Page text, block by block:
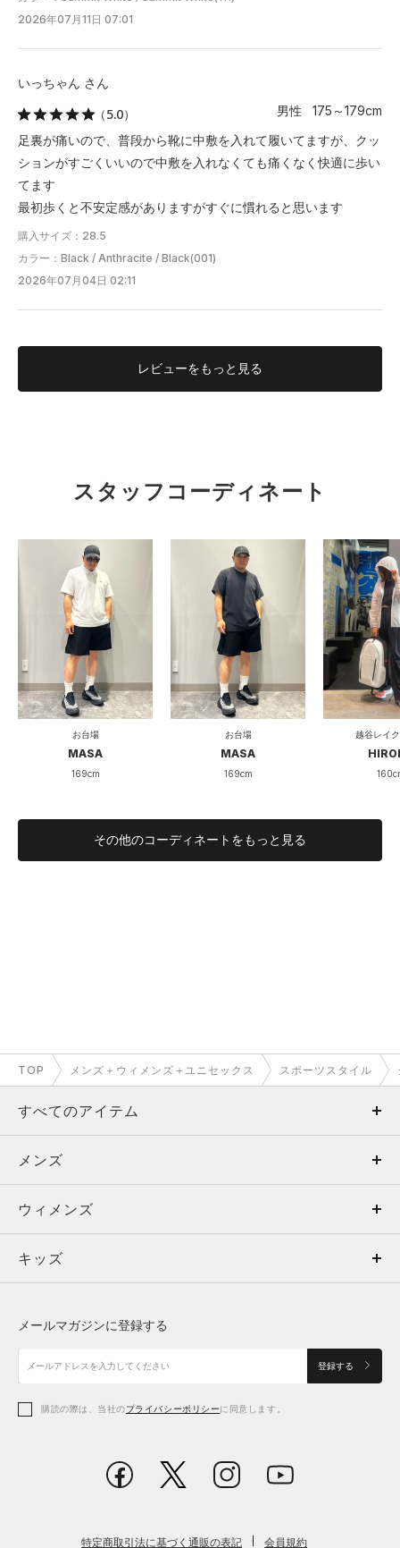
2026年07月11日 07:01
いっちゃん さん
（5.0）
男性 175～179cm
足裏が痛いので、普段から靴に中敷を入れて履いてますが、クッ
ションがすごくいいので中敷を入れなくても痛くなく快適に歩い
てます
最初歩くと不安定感がありますがすぐに慣れると思います
購入サイズ：28.5
カラー：Black / Anthracite / Black(001)
2026年07月04日 02:11
レビューをもっと見る
183cm
フィット性 ルーズ
軽量性 軽い
クッション性 高い
耐久性 低い 高い
安定性 高い
オンもオフも快適に。シーンを選ばない
ないのが印象的です。
日々のちょっとした出歩きから、アクティブシーンにもフィッ
トする、とても汎用性の高い一足だと感じています。
有明HQ
フィット性 タイト ルーズ
スタッフコーディネート
お台場
MASA
169cm
お台場
MASA
169cm
越谷レイ
その他のコーディネートをもっと見る
TOP メンズ＋ウィメンズ＋ユニセックス スポーツスタイル
すべてのアイテム
メンズ
ウィメンズ
キッズ
アクセサリー
メンズ
トップス
ボトムス
アクセサリー
ウィメンズ
トップス
シューズ
アクセサリー
キッズ
シューズ
メールマガジンに登録する
登録する
購読の際は、当社のプライバシーポリシーに同意します。
特定商取引法に基づく通販の表記 会員規約